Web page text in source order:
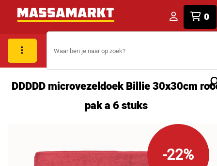
0
DDDDD microvezeldoek Billie 30x30cm
pak a 6 stuks
-22%